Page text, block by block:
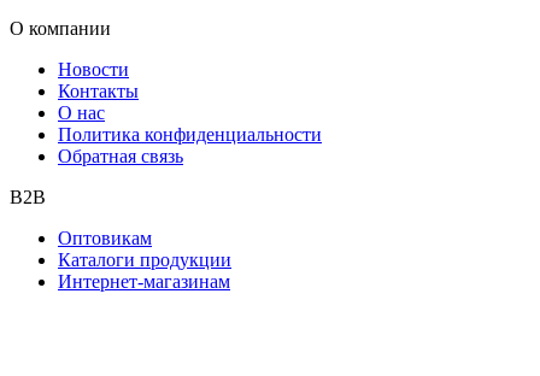
О компании
Новости
Контакты
О нас
Политика конфиденциальности
Обратная связь
B2B
Оптовикам
Каталоги продукции
Интернет-магазинам